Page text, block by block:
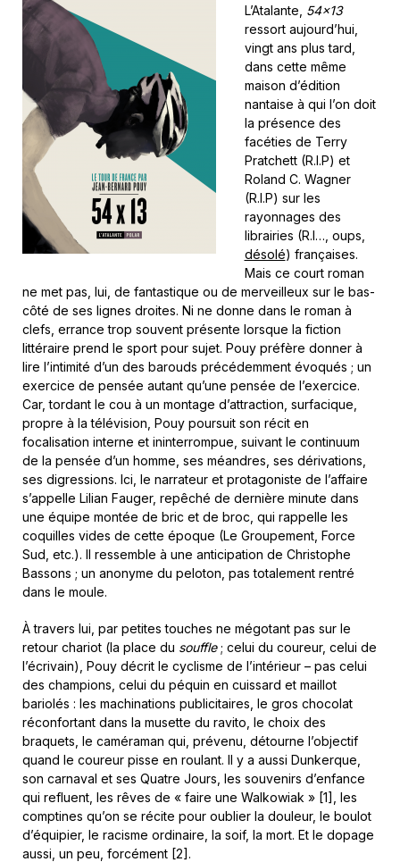
L’Atalante, 54×13
ressort aujourd’hui,
vingt ans plus tard,
dans cette même
maison d’édition
nantaise à qui l’on doit
la présence des
facéties de Terry
Pratchett (R.I.P) et
Roland C. Wagner
(R.I.P) sur les
rayonnages des
librairies (R.I…, oups,
désolé) françaises.
Mais ce court roman
ne met pas, lui, de fantastique ou de merveilleux sur le bas-
côté de ses lignes droites. Ni ne donne dans le roman à
clefs, errance trop souvent présente lorsque la fiction
littéraire prend le sport pour sujet. Pouy préfère donner à
lire l’intimité d’un des barouds précédemment évoqués ; un
exercice de pensée autant qu’une pensée de l’exercice.
Car, tordant le cou à un montage d’attraction, surfacique,
propre à la télévision, Pouy poursuit son récit en
focalisation interne et ininterrompue, suivant le continuum
de la pensée d’un homme, ses méandres, ses dérivations,
ses digressions. Ici, le narrateur et protagoniste de l’affaire
s’appelle Lilian Fauger, repêché de dernière minute dans
une équipe montée de bric et de broc, qui rappelle les
coquilles vides de cette époque (Le Groupement, Force
Sud, etc.). Il ressemble à une anticipation de Christophe
Bassons ; un anonyme du peloton, pas totalement rentré
dans le moule.
À travers lui, par petites touches ne mégotant pas sur le
retour chariot (la place du souffle; celui du coureur, celui de
l’écrivain), Pouy décrit le cyclisme de l’intérieur – pas celui
des champions, celui du péquin en cuissard et maillot
bariolés : les machinations publicitaires, le gros chocolat
réconfortant dans la musette du ravito, le choix des
braquets, le caméraman qui, prévenu, détourne l’objectif
quand le coureur pisse en roulant. Il y a aussi Dunkerque,
son carnaval et ses Quatre Jours, les souvenirs d’enfance
qui refluent, les rêves de « faire une Walkowiak » [1], les
comptines qu’on se récite pour oublier la douleur, le boulot
d’équipier, le racisme ordinaire, la soif, la mort. Et le dopage
aussi, un peu, forcément [2].